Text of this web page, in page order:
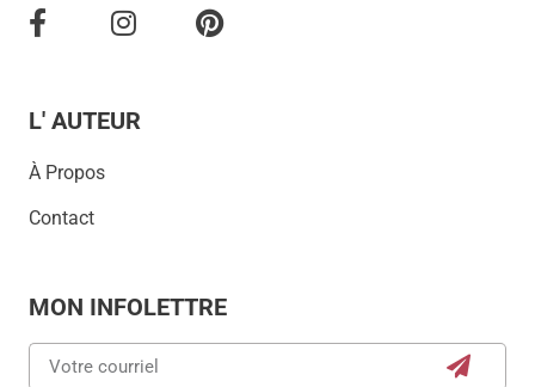
L' AUTEUR
À Propos
Contact
MON INFOLETTRE